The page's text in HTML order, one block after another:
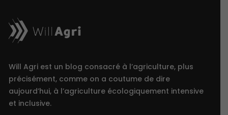
Will Agri est un blog consacré à l’agriculture, plus
précisément, comme on a coutume de dire
aujourd’hui, à l’agriculture écologiquement intensive
et inclusive.